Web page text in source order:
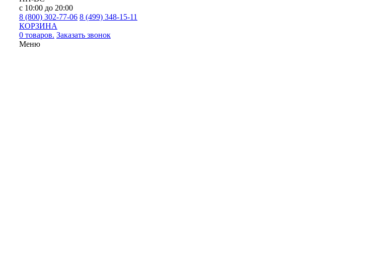
с 10:00 до 20:00
8 (800) 302-77-06 8 (499) 348-15-11
КОРЗИНА
0 товаров. Заказать звонок
Меню